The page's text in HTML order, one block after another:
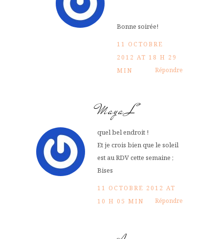
Bonne soirée!
11 OCTOBRE
2012 AT 18 H 29
MIN
Répondre
Maya L
quel bel endroit !
Et je crois bien que le soleil
est au RDV cette semaine ;
Bises
11 OCTOBRE 2012 AT
10 H 05 MIN
Répondre